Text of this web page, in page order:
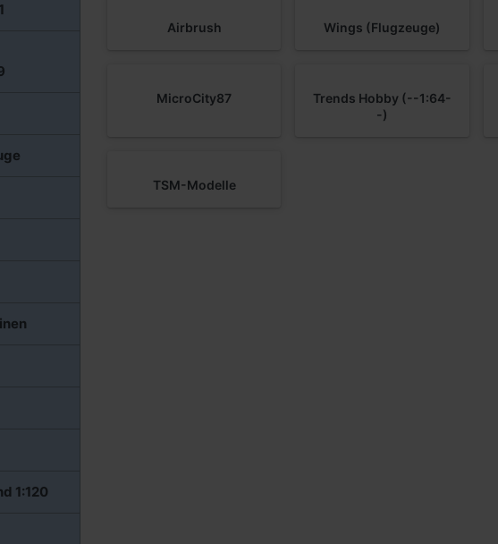
1:120
Airbrush Wings (Flugzeuge)
MicroCity87
Trends Hobby (--1:64-
-)
TSM-Modelle